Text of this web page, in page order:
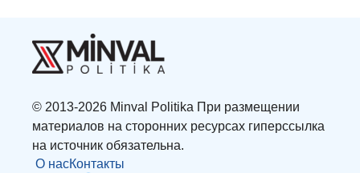
© 2013-2026 Minval Politika При размещении
материалов на сторонних ресурсах гиперссылка
на источник обязательна.
О насКонтакты